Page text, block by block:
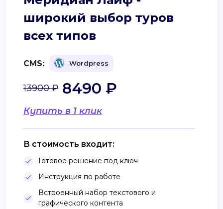
широкий выбор туров
всех типов
CMS: Wordpress
Купить в 1 клик
13900 ₽ 8490 ₽
В стоимость входит:
Готовое решение под ключ
Инструкция по работе
Встроенный набор текстового и
графического контента